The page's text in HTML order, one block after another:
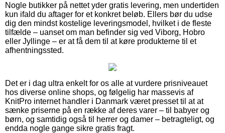
Nogle butikker på nettet yder gratis levering, men undertiden
kun ifald du aftager for et konkret beløb. Ellers bør du udse
dig den mindst kostelige leveringsmodel, hvilket i de fleste
tilfælde – uanset om man befinder sig ved Viborg, Hobro
eller Jyllinge – er at få dem til at køre produkterne til et
afhentningssted.
Det er i dag ultra enkelt for os alle at vurdere prisniveauet
hos diverse online shops, og følgelig har massevis af
KnitPro internet handler i Danmark været presset til at at
sænke priserne på en række af deres varer – til babyer og
børn, og samtidig også til herrer og damer – betragteligt, og
endda nogle gange sikre gratis fragt.